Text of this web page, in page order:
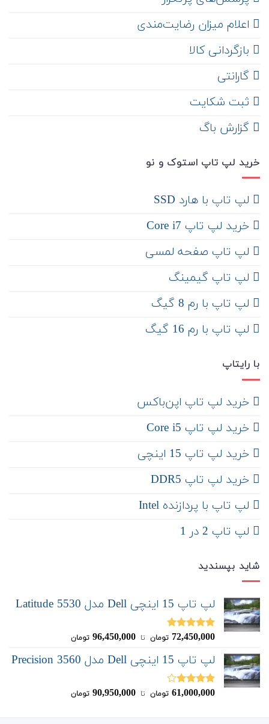
اعلام میزان رضایت‌مندی
‌ بازگردانی کالا
گارانتی
ثبت شکایت
‌ گزارش باگ
خرید لپ تاپ استوک و نو
لپ تاپ با هارد SSD
خرید لپ تاپ Core i7
لپ تاپ صفحه لمسی
لپ تاپ گیمینگ
لپ تاپ با رم 8 گیگ
لپ تاپ با رم 16 گیگ
با رایتاپ
‌ خرید لپ تاپ اپن‌باکس
خرید لپ تاپ Core i5
‌‌ خرید لپ تاپ 15 اینچی
خرید لپ تاپ DDR5
لپ تاپ با پردازنده Intel
لپ تاپ 2 در 1
شاید بپسندید
لپ تاپ 15 اینچی Dell مدل Latitude 5530
نمره5.00
72,450,000 تومان ‌ تا ‌ 96,450,000 تومان
لپ تاپ 15 اینچی Dell مدل Precision 3560
نمره
61,000,000 تومان ‌ تا ‌ 90,950,000 تومان